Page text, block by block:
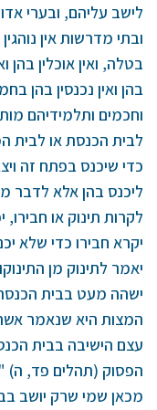
לישב עליהם, ובערי
ובתי מדרשות אין
בטלה, ואין אוכלין בהן
בהן ואין נכנסין בהן
וחכמים ותלמידיהם
לבית הכנסת או לבית
כדי שיכנס בפתח זה
ליכנס בהן אלא לדבר
לקרות תינוק או
יקרא חבירו כדי שלא
יאמר לתינוק מן
ישהה מעט בבית
המצות היא שנאמר
עצם הישיבה בבית
הפסוק (תהלים פד, ה)
מכאן שמי שרק יושב